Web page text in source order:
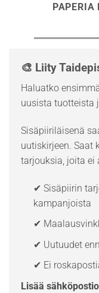
PAPERIA
🎨 Liity
Haluatko
uusista tuotteista
Sisäpiiriläisenä
uutiskirjeen. Saat
tarjouksia, joita ei
✔ Sisäpiirin
kampanjoista
✔
✔ Uutuudet
✔ Ei
Lisää